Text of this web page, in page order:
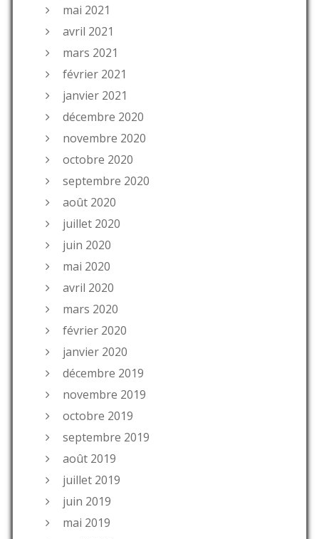
mai 2021
avril 2021
mars 2021
février 2021
janvier 2021
décembre 2020
novembre 2020
octobre 2020
septembre 2020
août 2020
juillet 2020
juin 2020
mai 2020
avril 2020
mars 2020
février 2020
janvier 2020
décembre 2019
novembre 2019
octobre 2019
septembre 2019
août 2019
juillet 2019
juin 2019
mai 2019